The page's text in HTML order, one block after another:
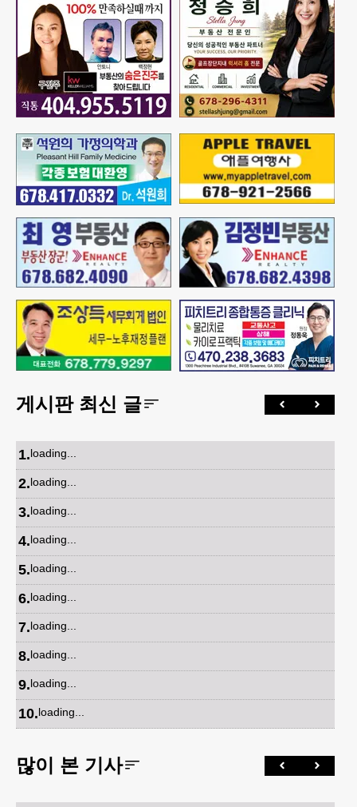
게시판 최신 글
1.loading...
2.loading...
3.loading...
4.loading...
5.loading...
6.loading...
7.loading...
8.loading...
9.loading...
10.loading...
많이 본 기사